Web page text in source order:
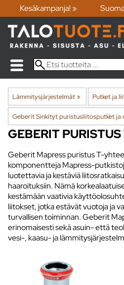
Kesäkampanja! »
Lämmitysjärjestelmät‪» Putket ja
Geberit Sinkityt puristusliitosputket ja
GEBERIT
Geberit Mapress puristus T-
komponentteja Mapress-
luotettavia ja kestäviä
haaroituksiin. Nämä
kestämään vaativia
liitokset, jotka estävät vuotoja ja
turvallisen toiminnan. Geberit
erinomaisesti sekä asuin- että
vesi-, kaasu- ja